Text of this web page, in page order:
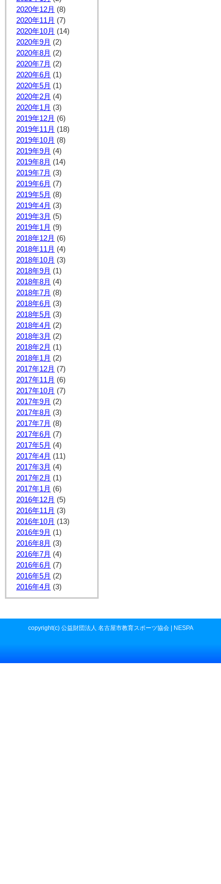
2020年12月 (8)
2020年11月 (7)
2020年10月 (14)
2020年9月 (2)
2020年8月 (2)
2020年7月 (2)
2020年6月 (1)
2020年5月 (1)
2020年2月 (4)
2020年1月 (3)
2019年12月 (6)
2019年11月 (18)
2019年10月 (8)
2019年9月 (4)
2019年8月 (14)
2019年7月 (3)
2019年6月 (7)
2019年5月 (8)
2019年4月 (3)
2019年3月 (5)
2019年1月 (9)
2018年12月 (6)
2018年11月 (4)
2018年10月 (3)
2018年9月 (1)
2018年8月 (4)
2018年7月 (8)
2018年6月 (3)
2018年5月 (3)
2018年4月 (2)
2018年3月 (2)
2018年2月 (1)
2018年1月 (2)
2017年12月 (7)
2017年11月 (6)
2017年10月 (7)
2017年9月 (2)
2017年8月 (3)
2017年7月 (8)
2017年6月 (7)
2017年5月 (4)
2017年4月 (11)
2017年3月 (4)
2017年2月 (1)
2017年1月 (6)
2016年12月 (5)
2016年11月 (3)
2016年10月 (13)
2016年9月 (1)
2016年8月 (3)
2016年7月 (4)
2016年6月 (7)
2016年5月 (2)
2016年4月 (3)
copyright(c) 公益財団法人 名古屋市教育スポーツ協会 | NESPA